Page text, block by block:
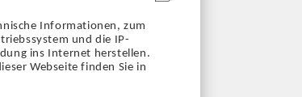
Informationen, zum
und die IP-
ins Internet herstellen.
Webseite finden Sie in